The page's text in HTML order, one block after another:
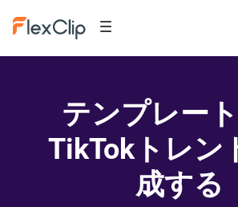
テンプレー
TikTokトレン
成する